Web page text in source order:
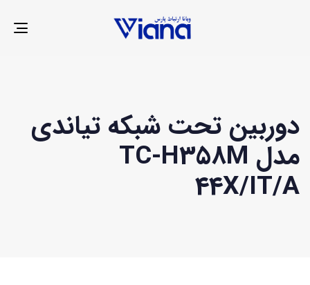
دوربین تحت شبکه تیاندی
مدل TC-H358M
44X/IT/A